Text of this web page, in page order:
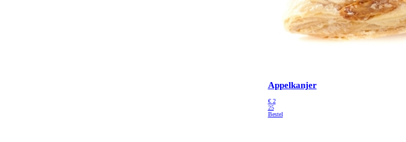
Appelkanjer
€ 2
25
Bestel